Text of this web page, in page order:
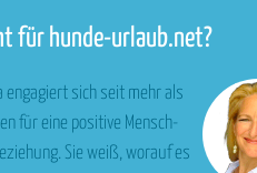
für hunde-urlaub.net?
engagiert sich seit mehr als
für eine positive Mensch-
Sie weiß, worauf es